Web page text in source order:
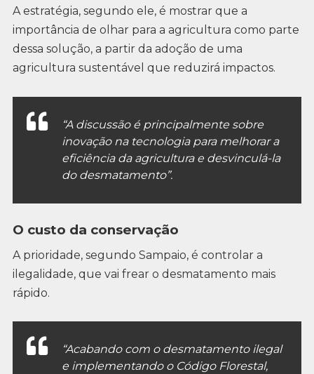
A estratégia, segundo ele, é mostrar que a
importância de olhar para a agricultura como parte
dessa solução, a partir da adoção de uma
agricultura sustentável que reduzirá impactos.
“A discussão é principalmente sobre
inovação na tecnologia para melhorar a
eficiência da agricultura e desvinculá-la
do desmatamento”.
O custo da conservação
A prioridade, segundo Sampaio, é controlar a
ilegalidade, que vai frear o desmatamento mais
rápido.
“Acabando com o desmatamento ilegal
e implementando o Código Florestal,